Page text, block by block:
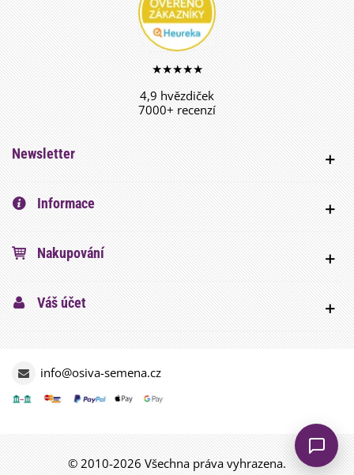
★★★★★
4,9 hvězdiček
7000+ recenzí
Newsletter
Informace
Nakupování
Váš účet
info@osiva-semena.cz
© 2010-2026 Všechna práva vyhrazena.